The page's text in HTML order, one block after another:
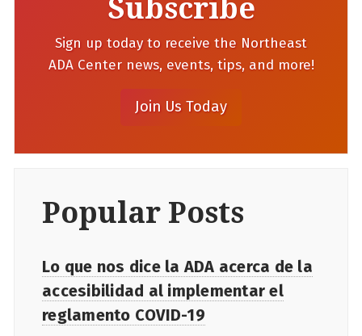
Subscribe
Sign up today to receive the Northeast
ADA Center news, events, tips, and more!
Popular Posts
Lo que nos dice la ADA acerca de la
accesibilidad al implementar el
reglamento COVID-19